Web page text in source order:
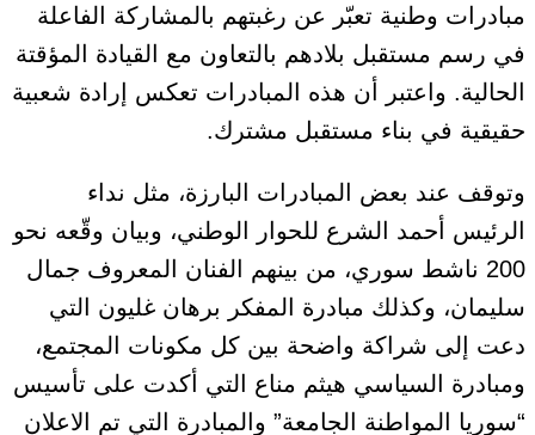
مبادرات وطنية تعبّر عن رغبتهم بالمشاركة الفاعلة
في رسم مستقبل بلادهم بالتعاون مع القيادة المؤقتة
الحالية. واعتبر أن هذه المبادرات تعكس إرادة شعبية
حقيقية في بناء مستقبل مشترك.
وتوقف عند بعض المبادرات البارزة، مثل نداء
الرئيس أحمد الشرع للحوار الوطني، وبيان وقّعه نحو
200 ناشط سوري، من بينهم الفنان المعروف جمال
سليمان، وكذلك مبادرة المفكر برهان غليون التي
دعت إلى شراكة واضحة بين كل مكونات المجتمع،
ومبادرة السياسي هيثم مناع التي أكدت على تأسيس
“سوريا المواطنة الجامعة” والمبادرة التي تم الاعلان